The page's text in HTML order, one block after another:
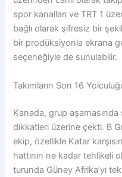
spor kanalları ve TRT 1
bağlı olarak şifresiz bir
bir prodüksiyonla ekrana
seçeneğiyle de sunulabilir.
Takımların Son 16
Kanada, grup aşamasında
dikkatleri üzerine çekti. B
ekip, özellikle Katar
hattının ne kadar tehlikeli
turunda Güney Afrika’yı